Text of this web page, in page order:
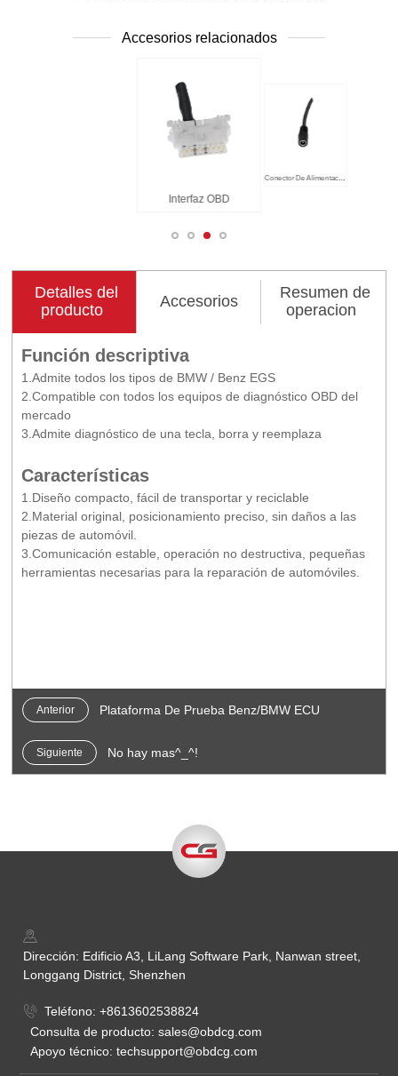
Accesorios relacionados
Interfaz OBD
Detalles del
producto
Accesorios
Resumen de
operacion
Función descriptiva
1.Admite todos los tipos de BMW / Benz EGS
2.Compatible con todos los equipos de diagnóstico OBD del
mercado
3.Admite diagnóstico de una tecla, borra y reemplaza
Características
1.Diseño compacto, fácil de transportar y reciclable
2.Material original, posicionamiento preciso, sin daños a las
piezas de automóvil.
3.Comunicación estable, operación no destructiva, pequeñas
herramientas necesarias para la reparación de automóviles.
Anterior Plataforma De Prueba Benz/BMW ECU
Siguiente No hay mas^_^!
Dirección: Edificio A3, LiLang Software Park, Nanwan street,
Longgang District, Shenzhen
Teléfono: +8613602538824
Consulta de producto: sales@obdcg.com
Apoyo técnico: techsupport@obdcg.com